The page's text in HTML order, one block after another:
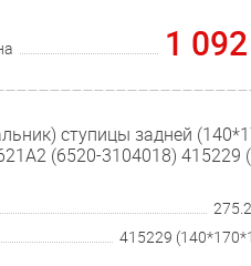
1 092
ступицы задней
(6520-3104018) 415229
415229